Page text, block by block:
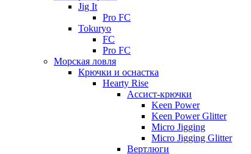
Jig It
Pro FC
Tokuryo
FC
Pro FC
Морская ловля
Крючки и оснастка
Hearty Rise
Ассист-крючки
Keen Power
Keen Power Glitter
Micro Jigging
Micro Jigging Glitter
Вертлюги